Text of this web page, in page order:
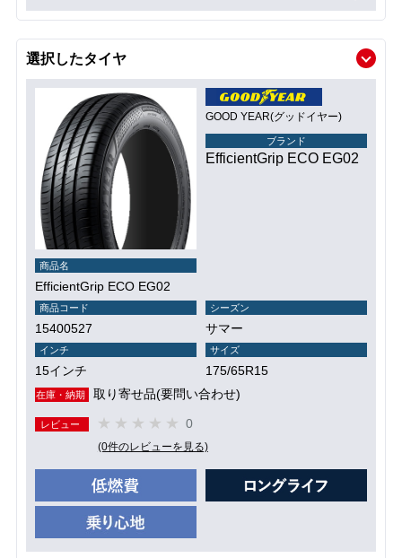
選択したタイヤ
GOOD YEAR(グッドイヤー)
ブランド
EfficientGrip ECO EG02
商品名
EfficientGrip ECO EG02
商品コード
15400527
シーズン
サマー
インチ
15インチ
サイズ
175/65R15
在庫・納期 取り寄せ品(要問い合わせ)
レビュー 0
(0件のレビューを見る)